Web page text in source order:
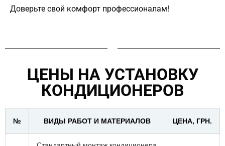
Доверьте свой комфорт профессионалам!
ЦЕНЫ НА УСТАНОВКУ
КОНДИЦИОНЕРОВ
№ ВИДЫ РАБОТ И МАТЕРИАЛОВ ЦЕНА, ГРН.